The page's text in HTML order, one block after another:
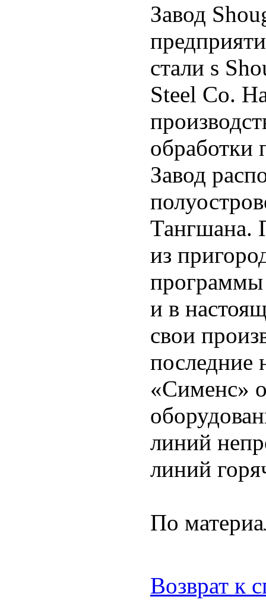
Завод
стали s
Steel Co.
обработки
Завод
Тангшана.
из
и в
свои
последние
«Сименс»
линий
линий
По
Возврат к